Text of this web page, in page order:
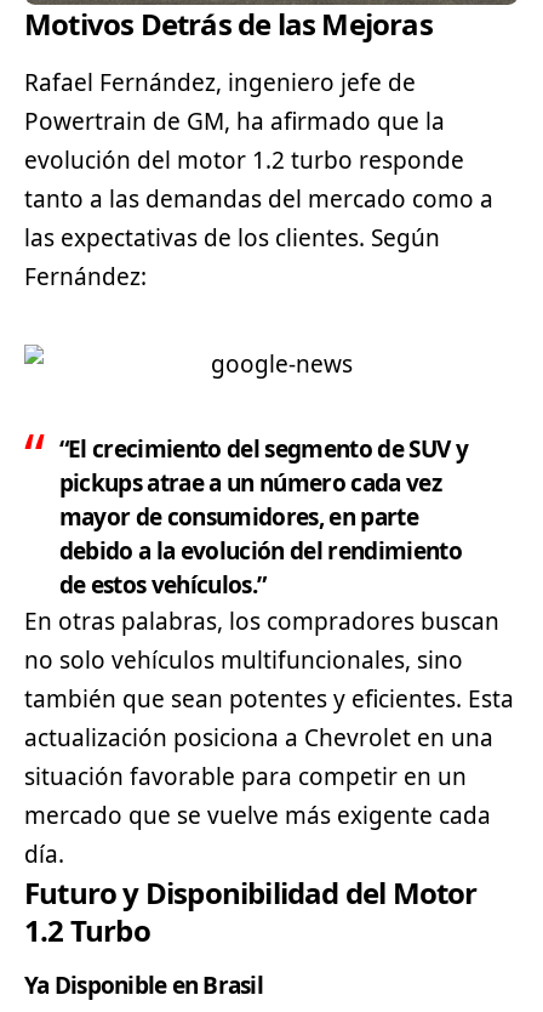
Motivos Detrás de las Mejoras
Rafael Fernández, ingeniero jefe de
Powertrain de GM, ha afirmado que la
evolución del motor 1.2 turbo responde
tanto a las demandas del mercado como a
las expectativas de los clientes. Según
Fernández:
“El crecimiento del segmento de SUV y
pickups atrae a un número cada vez
mayor de consumidores, en parte
debido a la evolución del rendimiento
de estos vehículos.”
En otras palabras, los compradores buscan
no solo vehículos multifuncionales, sino
también que sean potentes y eficientes. Esta
actualización posiciona a Chevrolet en una
situación favorable para competir en un
mercado que se vuelve más exigente cada
día.
Futuro y Disponibilidad del Motor
1.2 Turbo
Ya Disponible en Brasil